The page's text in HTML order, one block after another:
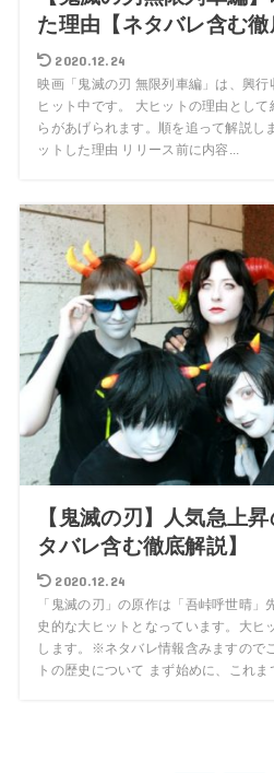
た理由【ネタバレ含む徹
2020.12.24
映画「鬼滅の刃 無限列車編」は、興
ヒット中です。 大ヒットの理由とし
らがあげられます。順を追って解説し
ットした理由 リリース前に内容...
【鬼滅の刃】人気急上
タバレ含む徹底解説】
2020.12.24
「鬼滅の刃」の原作は「吾峠呼世晴
史的な大ヒットとなっています。大ヒ
します。※ネタバレ情報含みますので
トの歴史について まず始めに、これま